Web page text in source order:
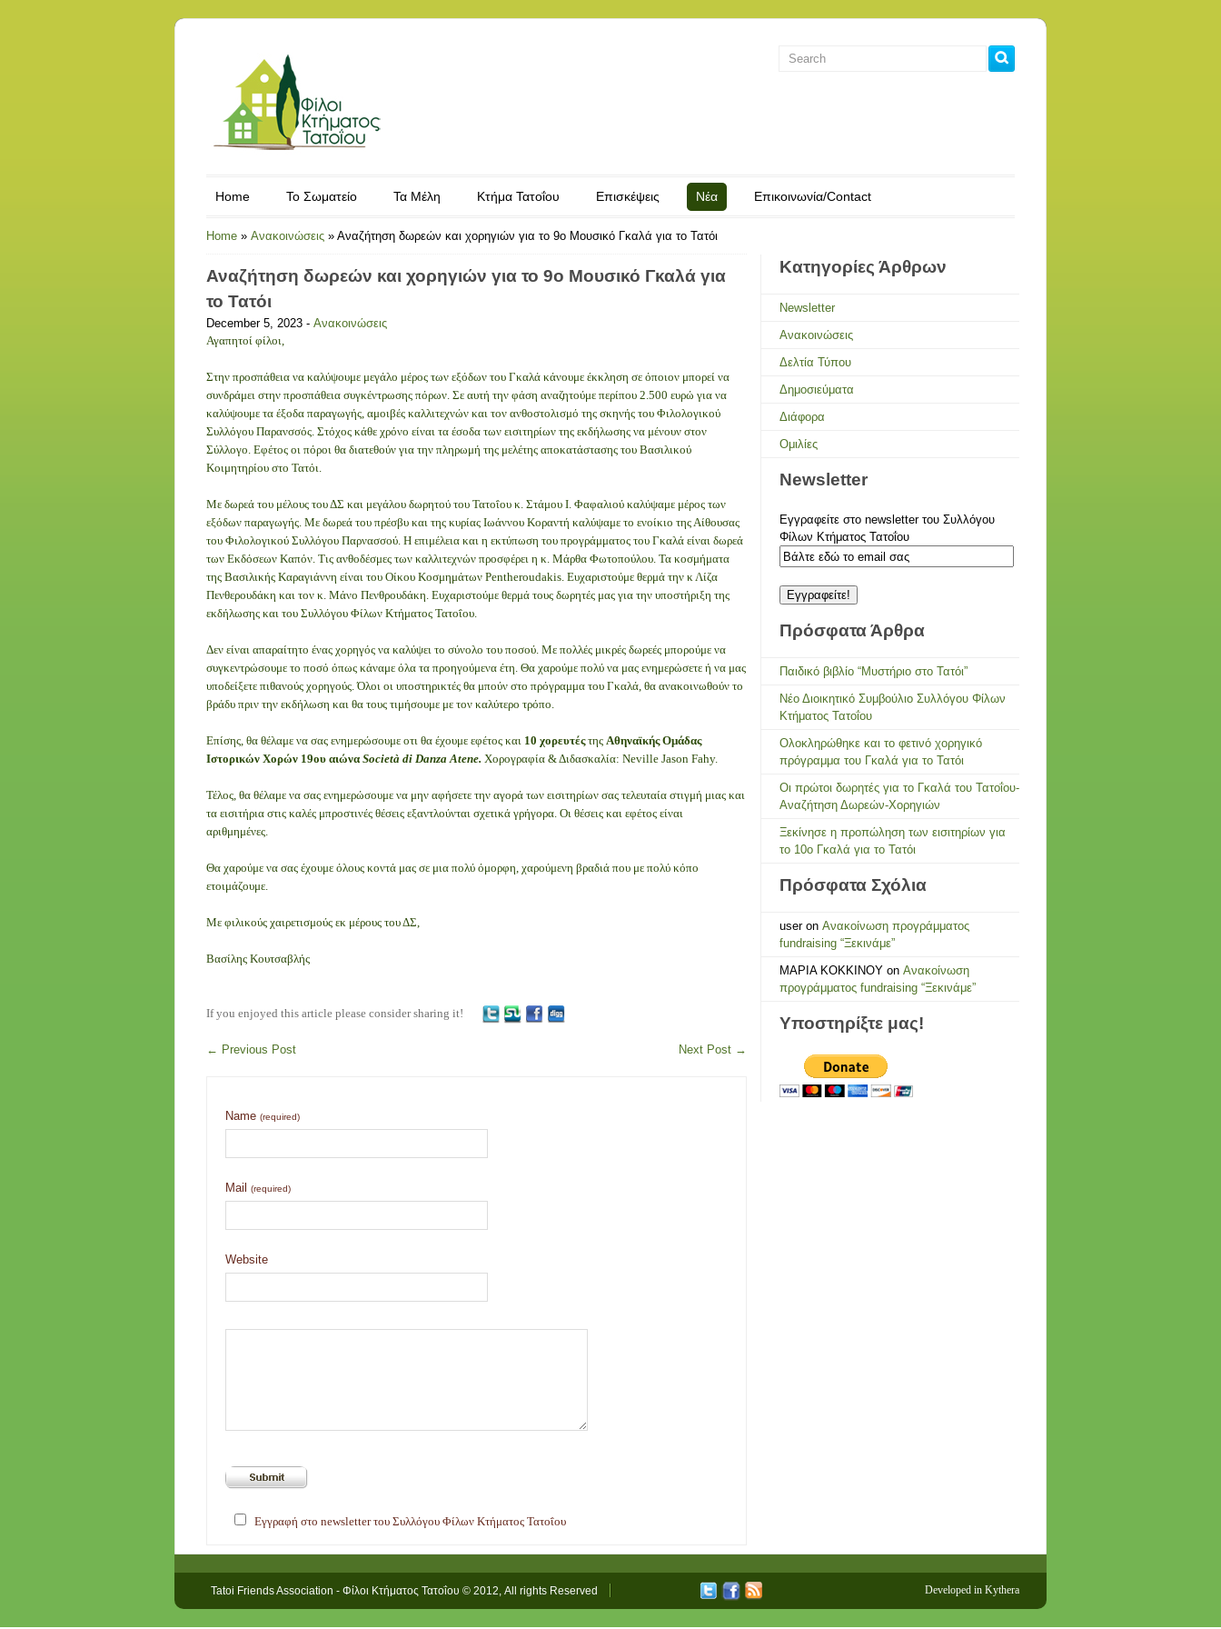
Home Το Σωματείο Τα Μέλη Κτήμα Τατοΐου Επισκέψεις Νέα Επικοινωνία/Contact
Home » Ανακοινώσεις » Αναζήτηση δωρεών και χορηγιών για το 9ο Μουσικό Γκαλά για το Τατόι
Αναζήτηση δωρεών και χορηγιών για το 9ο Μουσικό Γκαλά για
το Τατόι
December 5, 2023 - Ανακοινώσεις
Αγαπητοί φίλοι,
Στην προσπάθεια να καλύψουμε μεγάλο μέρος των εξόδων του Γκαλά κάνουμε έκκληση σε όποιον μπορεί να
συνδράμει στην προσπάθεια συγκέντρωσης πόρων. Σε αυτή την φάση αναζητούμε περίπου 2.500 ευρώ για να
καλύψουμε τα έξοδα παραγωγής, αμοιβές καλλιτεχνών και τον ανθοστολισμό της σκηνής του Φιλολογικού
Συλλόγου Παρανσσός. Στόχος κάθε χρόνο είναι τα έσοδα των εισιτηρίων της εκδήλωσης να μένουν στον
Σύλλογο. Εφέτος οι πόροι θα διατεθούν για την πληρωμή της μελέτης αποκατάστασης του Βασιλικού
Κοιμητηρίου στο Τατόι.
Με δωρεά του μέλους του ΔΣ και μεγάλου δωρητού του Τατοΐου κ. Στάμου Ι. Φαφαλιού καλύψαμε μέρος των
εξόδων παραγωγής. Με δωρεά του πρέσβυ και της κυρίας Ιωάννου Κοραντή καλύψαμε το ενοίκιο της Αίθουσας
του Φιλολογικού Συλλόγου Παρνασσού. Η επιμέλεια και η εκτύπωση του προγράμματος του Γκαλά είναι δωρεά
των Εκδόσεων Καπόν. Τις ανθοδέσμες των καλλιτεχνών προσφέρει η κ. Μάρθα Φωτοπούλου. Τα κοσμήματα
της Βασιλικής Καραγιάννη είναι του Οίκου Κοσμημάτων Pentheroudakis. Ευχαριστούμε θερμά την κ Λίζα
Πενθερουδάκη και τον κ. Μάνο Πενθρουδάκη. Ευχαριστούμε θερμά τους δωρητές μας για την υποστήριξη της
εκδήλωσης και του Συλλόγου Φίλων Κτήματος Τατοΐου.
Δεν είναι απαραίτητο ένας χορηγός να καλύψει το σύνολο του ποσού. Με πολλές μικρές δωρεές μπορούμε να
συγκεντρώσουμε το ποσό όπως κάναμε όλα τα προηγούμενα έτη. Θα χαρούμε πολύ να μας ενημερώσετε ή να μας
υποδείξετε πιθανούς χορηγούς. Όλοι οι υποστηρικτές θα μπούν στο πρόγραμμα του Γκαλά, θα ανακοινωθούν το
βράδυ πριν την εκδήλωση και θα τους τιμήσουμε με τον καλύτερο τρόπο.
Επίσης, θα θέλαμε να σας ενημερώσουμε οτι θα έχουμε εφέτος και 10 χορευτέςτης Αθηναϊκής Ομάδας
Ιστορικών Χορών 19ου αιώνα Società di Danza Αtene. Χορογραφία & Διδασκαλία: Neville Jason Fahy.
Τέλος, θα θέλαμε να σας ενημερώσουμε να μην αφήσετε την αγορά των εισιτηρίων σας τελευταία στιγμή μιας και
τα εισιτήρια στις καλές μπροστινές θέσεις εξαντλούνται σχετικά γρήγορα. Οι θέσεις και εφέτος είναι
αριθμημένες.
Θα χαρούμε να σας έχουμε όλους κοντά μας σε μια πολύ όμορφη, χαρούμενη βραδιά που με πολύ κόπο
ετοιμάζουμε.
Με φιλικούς χαιρετισμούς εκ μέρους του ΔΣ,
Βασίλης Κουτσαβλής
If you enjoyed this article please consider sharing it!
← Previous Post Next Post →
Name (required)
Mail (required)
Website
Εγγραφή στο newsletter του Συλλόγου Φίλων Κτήματος Τατοΐου
Κατηγορίες Άρθρων
Newsletter
Ανακοινώσεις
Δελτία Τύπου
Δημοσιεύματα
Διάφορα
Ομιλίες
Newsletter
Εγγραφείτε στο newsletter του Συλλόγου
Φίλων Κτήματος Τατοΐου
Πρόσφατα Άρθρα
Παιδικό βιβλίο “Μυστήριο στο Τατόι”
Νέο Διοικητικό Συμβούλιο Συλλόγου Φίλων
Κτήματος Τατοΐου
Ολοκληρώθηκε και το φετινό χορηγικό
πρόγραμμα του Γκαλά για το Τατόι
Οι πρώτοι δωρητές για το Γκαλά του Τατοΐου-
Αναζήτηση Δωρεών-Χορηγιών
Ξεκίνησε η προπώληση των εισιτηρίων για
το 10ο Γκαλά για το Τατόι
Πρόσφατα Σχόλια
useron Ανακοίνωση προγράμματος
fundraising “Ξεκινάμε”
ΜΑΡΙΑ ΚΟΚΚΙΝΟΥ on Ανακοίνωση
προγράμματος fundraising “Ξεκινάμε”
Υποστηρίξτε μας!
Tatoi Friends Association - Φίλοι Κτήματος Τατοΐου © 2012, All rights Reserved Developed in Kythera